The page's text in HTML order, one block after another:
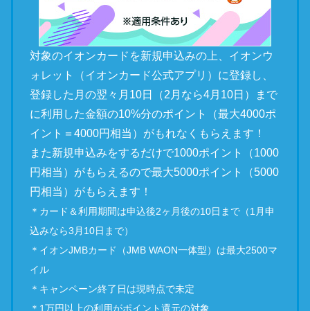
対象のイオンカードを新規申込みの上、イオンウ
ォレット（イオンカード公式アプリ）に登録し、
登録した月の翌々月10日（2月なら4月10日）まで
に利用した金額の10%分のポイント（最大4000ポ
イント＝4000円相当）がもれなくもらえます！
また新規申込みをするだけで1000ポイント（1000
円相当）がもらえるので最大5000ポイント（5000
円相当）がもらえます！
＊カード＆利用期間は申込後2ヶ月後の10日まで（1月申
込みなら3月10日まで）
＊イオンJMBカード（JMB WAON一体型）は最大2500マ
イル
＊キャンペーン終了日は現時点で未定
＊1万円以上の利用がポイント還元の対象